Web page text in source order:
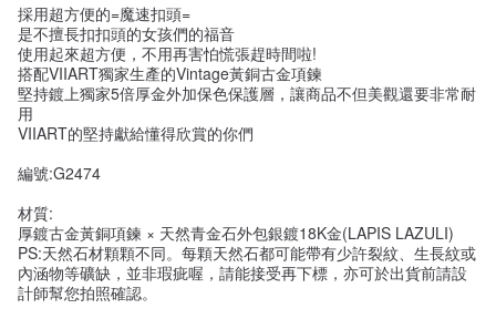
採用超方便的=魔速扣頭=
是不擅長扣扣頭的女孩們的福音
使用起來超方便，不用再害怕慌張趕時間啦!
搭配VIIART獨家生產的Vintage黃銅古金項鍊
堅持鍍上獨家5倍厚金外加保色保護層，讓商品不但美觀還要非常耐
用
VIIART的堅持獻給懂得欣賞的你們
編號:G2474
材質:
厚鍍古金黃銅項鍊 × 天然青金石外包銀鍍18K金(LAPIS LAZULI)
PS:天然石材顆顆不同。每顆天然石都可能帶有少許裂紋、生長紋或
內涵物等礦缺，並非瑕疵喔，請能接受再下標，亦可於出貨前請設
計師幫您拍照確認。